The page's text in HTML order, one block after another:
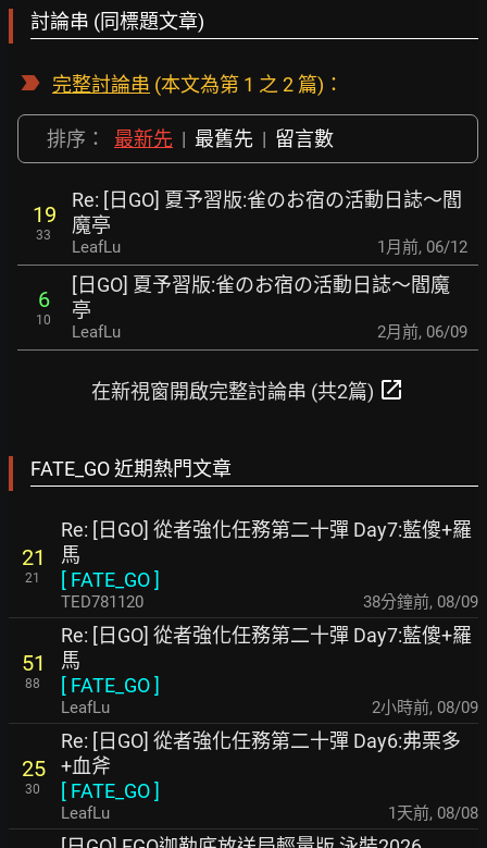
討論串 (同標題文章)
完整討論串 (本文為第 1 之 2 篇)：
排序： 最新先 | 最舊先 | 留言數
19
33
Re: [日GO] 夏予習版:雀のお宿の活動日誌～閻
魔亭
LeafLu 1月前, 06/12
6
10
[日GO] 夏予習版:雀のお宿の活動日誌～閻魔
亭
LeafLu 2月前, 06/09
在新視窗開啟完整討論串 (共2篇) open_in_new
FATE_GO 近期熱門文章
21
21
Re: [日GO] 從者強化任務第二十彈 Day7:藍傻+羅
馬
[ FATE_GO]
TED781120 38分鐘前, 08/09
51
88
Re: [日GO] 從者強化任務第二十彈 Day7:藍傻+羅
馬
[ FATE_GO]
LeafLu 2小時前, 08/09
25
30
Re: [日GO] 從者強化任務第二十彈 Day6:弗栗多
+血斧
[ FATE_GO]
LeafLu 1天前, 08/08